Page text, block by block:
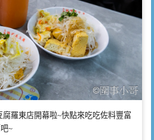
羅東店開幕啦~快點來吃吃佐料豐富
~